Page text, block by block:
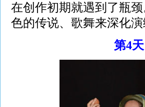
在创作初期就遇到了瓶
色的传说、歌舞来深化
第4